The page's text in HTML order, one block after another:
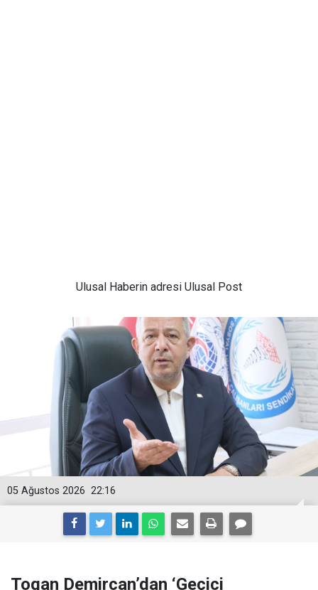
Ulusal Haberin adresi Ulusal Post
22:16
05 Ağustos 2026
Togan Demircan’dan ‘Geçici